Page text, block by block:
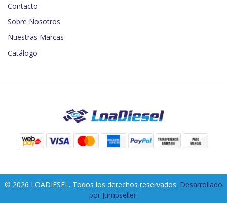
Contacto
Sobre Nosotros
Nuestras Marcas
Catálogo
© 2026 LOADIESEL. Todos los derechos reservados. Desarrollado
por Jumpseller.